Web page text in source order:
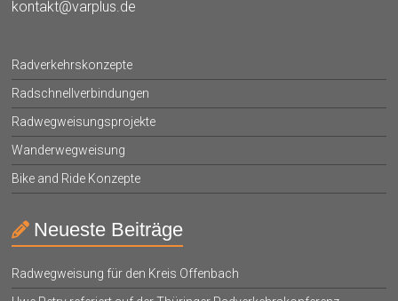
kontakt@varplus.de
Radverkehrskonzepte
Radschnellverbindungen
Radwegweisungsprojekte
Wanderwegweisung
Bike and Ride Konzepte
Neueste Beiträge
Radwegweisung für den Kreis Offenbach